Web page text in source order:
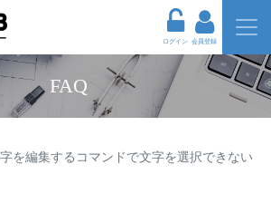
ログイン 会員登録
FAQ
を編集するコマンドで文字を選択できない